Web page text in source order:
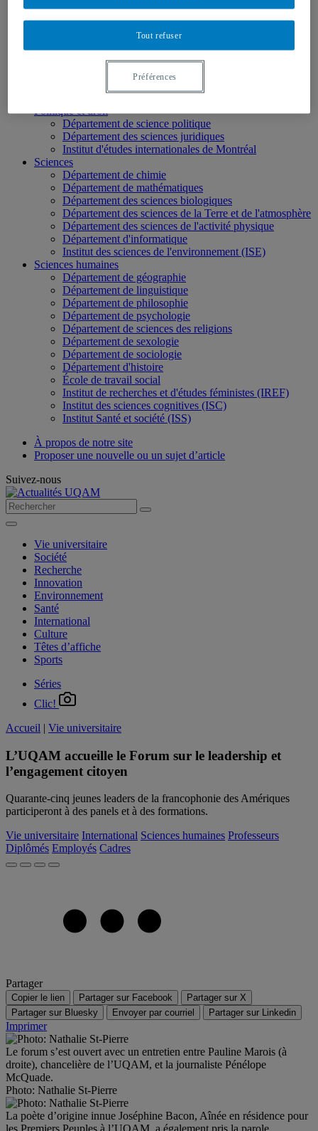
environnementale
Département des sciences comptables
Département des sciences économiques
Département d’analytique, opérations et technologies
de l’information
Département d'études urbaines et touristiques
Politique et droit
Département de science politique
Département des sciences juridiques
Institut d'études internationales de Montréal
Sciences
Département de chimie
Département de mathématiques
Département des sciences biologiques
Département des sciences de la Terre et de l'atmosphère
Département des sciences de l'activité physique
Département d'informatique
Institut des sciences de l'environnement (ISE)
Sciences humaines
Département de géographie
Département de linguistique
Département de philosophie
Département de psychologie
Département de sciences des religions
Département de sexologie
Département de sociologie
Département d'histoire
École de travail social
Institut de recherches et d'études féministes (IREF)
Institut des sciences cognitives (ISC)
Institut Santé et société (ISS)
À propos de notre site
Proposer une nouvelle ou un sujet d’article
Suivez-nous
Vie universitaire
Société
Recherche
Innovation
Environnement
Santé
International
Culture
Têtes d’affiche
Sports
Séries
Clic!
Accueil | Vie universitaire
L’UQAM accueille le Forum sur le leadership et
l’engagement citoyen
Quarante-cinq jeunes leaders de la francophonie des Amériques
participeront à des panels et à des formations.
Vie universitaire International Sciences humaines Professeurs
Diplômés Employés Cadres
Partager
Copier le lien Partager sur Facebook
Partager sur X
Partager sur Bluesky
Envoyer par courriel Partager sur Linkedin
Imprimer
Le forum s’est ouvert avec un entretien entre Pauline Marois (à
droite), chancelière de l’UQAM, et la journaliste Pénélope
McQuade.
Photo: Nathalie St-Pierre
La poète d’origine innue Joséphine Bacon, Aînée en résidence pour
Tout refuser
Préférences